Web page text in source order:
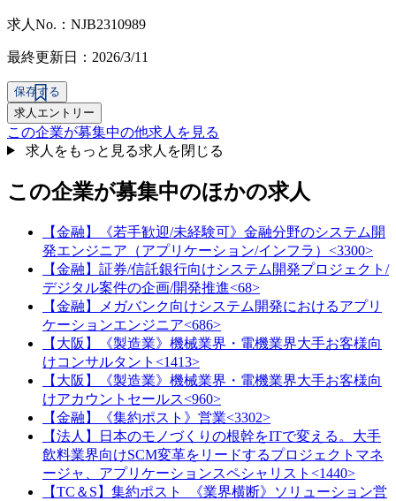
求人No.：NJB2310989
最終更新日：2026/3/11
保存する
求人エントリー
この企業が募集中の他求人を見る
求人をもっと見る求人を閉じる
この企業が募集中のほかの求人
【金融】《若手歓迎/未経験可》金融分野のシステム開
発エンジニア（アプリケーション/インフラ）<3300>
【金融】証券/信託銀行向けシステム開発プロジェクト/
デジタル案件の企画/開発推進<68>
【金融】メガバンク向けシステム開発におけるアプリ
ケーションエンジニア<686>
【大阪】《製造業》機械業界・電機業界大手お客様向
けコンサルタント<1413>
【大阪】《製造業》機械業界・電機業界大手お客様向
けアカウントセールス<960>
【金融】《集約ポスト》営業<3302>
【法人】日本のモノづくりの根幹をITで変える。大手
飲料業界向けSCM変革をリードするプロジェクトマネ
ージャ、アプリケーションスペシャリスト<1440>
【TC＆S】集約ポスト_《業界横断》ソリューション営